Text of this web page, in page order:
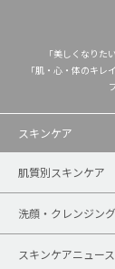
「美しくなりた
「肌・心・体のキ
スキンケア
肌質別スキンケア
洗顔・クレンジング
スキンケアニュース